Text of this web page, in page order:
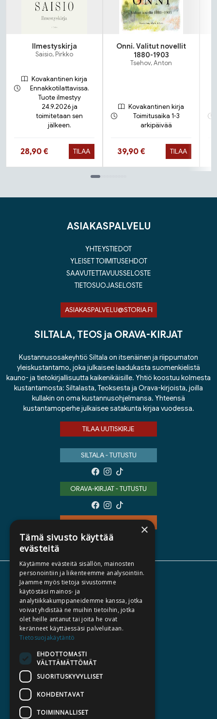
Ilmestyskirja
Saisio, Pirkko
Kovakantinen kirja
Ennakkotilattavissa.
Tuote ilmestyy
24.9.2026 ja
toimitetaan sen
jälkeen.
Hinta nyt
28,90 € TILAA
Onni. Valitut novellit
1880-1903
Tsehov, Anton
Kovakantinen kirja
Toimitusaika 1-3
arkipäivää
Hinta nyt
39,90 € TILAA
ASIAKASPALVELU
YHTEYSTIEDOT
YLEISET TOIMITUSEHDOT
SAAVUTETTAVUUSSELOSTE
TIETOSUOJASELOSTE
ASIAKASPALVELU@STORIA.FI
SILTALA, TEOS ja ORAVA-KIRJAT
Kustannusosakeyhtiö Siltala on itsenäinen ja riippumaton
yleiskustantamo, joka julkaisee laadukasta suomenkielistä
kauno- ja tietokirjallisuutta kaikenikäisille. Yhtiö koostuu kolmesta
kustantamosta: Siltalasta, Teoksesta ja Orava-kirjoista, joilla
kullakin on oma kustannusohjelmansa. Yhteensä
kustantamoperhe julkaisee satakunta kirjaa vuodessa.
TILAA UUTISKIRJE
SILTALA - TUTUSTU
ORAVA-KIRJAT - TUTUSTU
TEOS - TUTUSTU
TIETOA MEISTÄ
KATALOGIT
AJANKOHTAISTA
KIRJA TILAUSTYÖNÄ
MEDIALLE
SILTALA.FI
×
Tämä sivusto käyttää
evästeitä
Käytämme evästeitä sisällön, mainosten
personointiin ja liikenteemme analysointiin.
Jaamme myös tietoja sivustomme
käytöstäsi mainos- ja
analytiikkakumppaneidemme kanssa, jotka
voivat yhdistää ne muihin tietoihin, jotka
olet heille antanut tai joita he ovat
keränneet käyttäessäsi palveluitaan.
Tietosuojakäytäntö
EHDOTTOMASTI
VÄLTTÄMÄTTÖMÄT
SUORITUSKYVYLLISET
KOHDENTAVAT
TOIMINNALLISET